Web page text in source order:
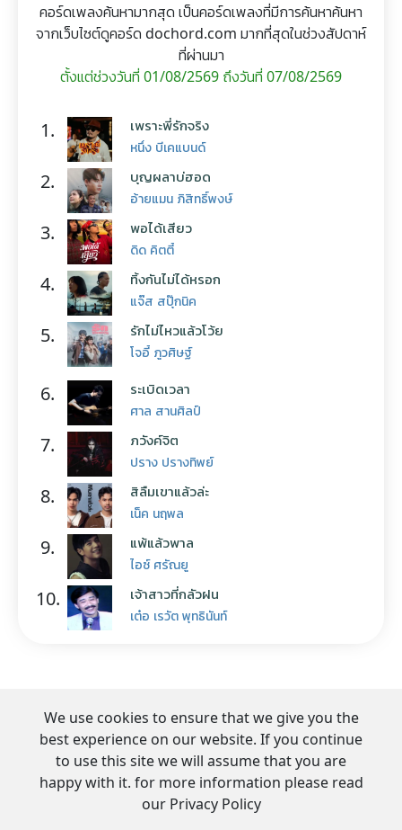
คอร์ดเพลงค้นหามากสุด เป็นคอร์ดเพลงที่มีการค้นหาค้นหา
จากเว็บไซต์ดูคอร์ด dochord.com มากที่สุดในช่วงสัปดาห์
ที่ผ่านมา
ตั้งแต่ช่วงวันที่ 01/08/2569 ถึงวันที่ 07/08/2569
1. เพราะพี่รักจริง
หนึ่ง บีเคแบนด์
2. บุญผลาบ่ฮอด
อ้ายแมน ภิสิทธิ์พงษ์
3. พอได้เสียว
ดิด คิตตี้
4. ทิ้งกันไม่ได้หรอก
แจ๊ส สปุ๊กนิค
5. รักไม่ไหวแล้วโว้ย
โจอี้ ภูวศิษฐ์
6. ระเบิดเวลา
ศาล สานศิลป์
7. ภวังค์จิต
ปราง ปรางทิพย์
8. สิลืมเขาแล้วล่ะ
เน็ค นฤพล
9. แพ้แล้วพาล
ไอซ์ ศรัณยู
10. เจ้าสาวที่กลัวฝน
เต๋อ เรวัต พุทธินันท์
We use cookies to ensure that we give you the
best experience on our website. If you continue
to use this site we will assume that you are
happy with it. for more information please read
our Privacy Policy